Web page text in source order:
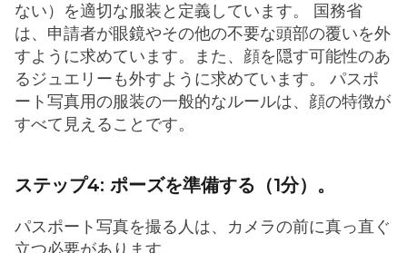
ない）を適切な服装と定義しています。 国務省
は、申請者が眼鏡やその他の不要な頭部の覆いを外
すように求めています。また、顔を隠す可能性のあ
るジュエリーも外すように求めています。 パスポ
ート写真用の服装の一般的なルールは、顔の特徴が
すべて見えることです。
ステップ4: ポーズを準備する（1分）。
パスポート写真を撮る人は、カメラの前に真っ直ぐ